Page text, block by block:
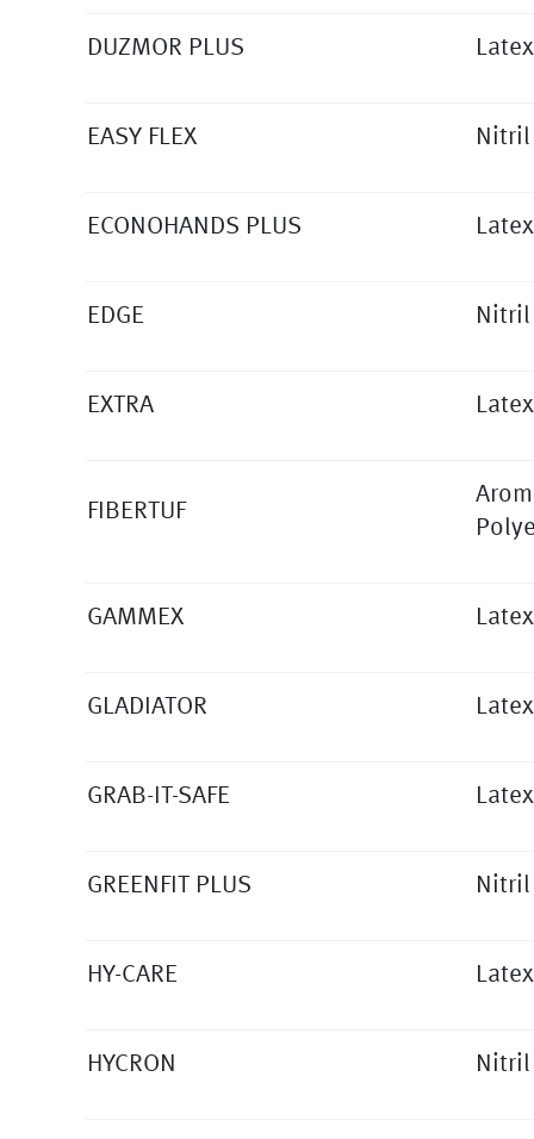
DUZMOR PLUS Latex
EASY FLEX Nitril
ECONOHANDS PLUS Latex
EDGE Nitril
EXTRA Latex
FIBERTUF
GAMMEX Latex
GLADIATOR Latex
GRAB-IT-SAFE Latex
GREENFIT PLUS Nitril
HY-CARE Latex
HYCRON Nitril